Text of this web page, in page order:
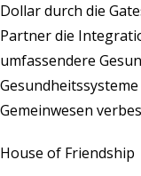
Dollar durch die
Partner die
umfassendere
Gemeinwesen
House of Friendship